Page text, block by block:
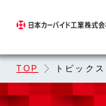
TOP トピックス